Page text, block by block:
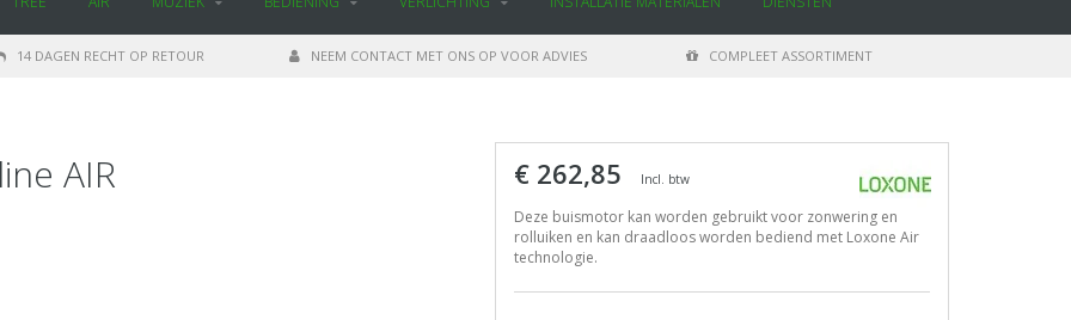
14 DAGEN RECHT OP RETOUR NEEM CONTACT MET ONS OP VOOR ADVIES COMPLEET ASSORTIMENT
AIR € 262,85 Incl. btw
Deze buismotor kan worden gebruikt voor zonwering en
rolluiken en kan draadloos worden bediend met Loxone Air
technologie.